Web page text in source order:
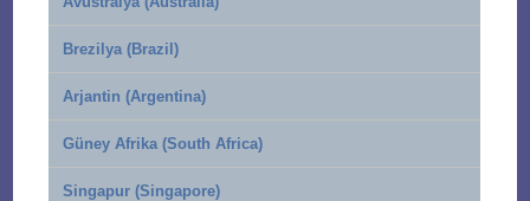
Brezilya (Brazil)
Arjantin (Argentina)
Güney Afrika (South Africa)
Singapur (Singapore)